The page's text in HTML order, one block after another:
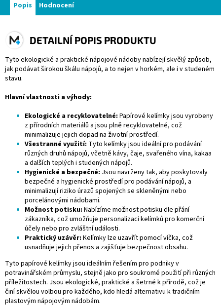
Popis Hodnocení
DETAILNÍ POPIS PRODUKTU
Tyto ekologické a praktické nápojové nádoby nabízejí skvělý způsob,
jak podávat širokou škálu nápojů, a to nejen v horkém, ale i v studeném
stavu.
Hlavní vlastnosti a výhody:
Ekologické a recyklovatelné: Papírové kelímky jsou vyrobeny
z přírodních materiálů a jsou plně recyklovatelné, což
minimalizuje jejich dopad na životní prostředí.
Všestranné využití: Tyto kelímky jsou ideální pro podávání
různých druhů nápojů, včetně kávy, čaje, svařeného vína, kakaa
a dalších teplých i studených nápojů.
Hygienické a bezpečné: Jsou navrženy tak, aby poskytovaly
bezpečné a hygienické prostředí pro podávání nápojů, a
minimalizují riziko úrazů spojených se skleněnými nebo
porcelánovými nádobami.
Možnost potisku: Nabízíme možnost potisku dle přání
zákazníka, což umožňuje personalizaci kelímků pro komerční
účely nebo pro zvláštní události.
Praktický uzávěr: Kelímky lze uzavřít pomocí víčka, což
usnadňuje jejich přenos a zajišťuje bezpečnost obsahu.
Tyto papírové kelímky jsou ideálním řešením pro podniky v
potravinářském průmyslu, stejně jako pro soukromé použití při různých
příležitostech. Jsou ekologické, praktické a šetrné k přírodě, což je
činí skvělou volbou pro každého, kdo hledá alternativu k tradičním
plastovým nápojovým nádobám.